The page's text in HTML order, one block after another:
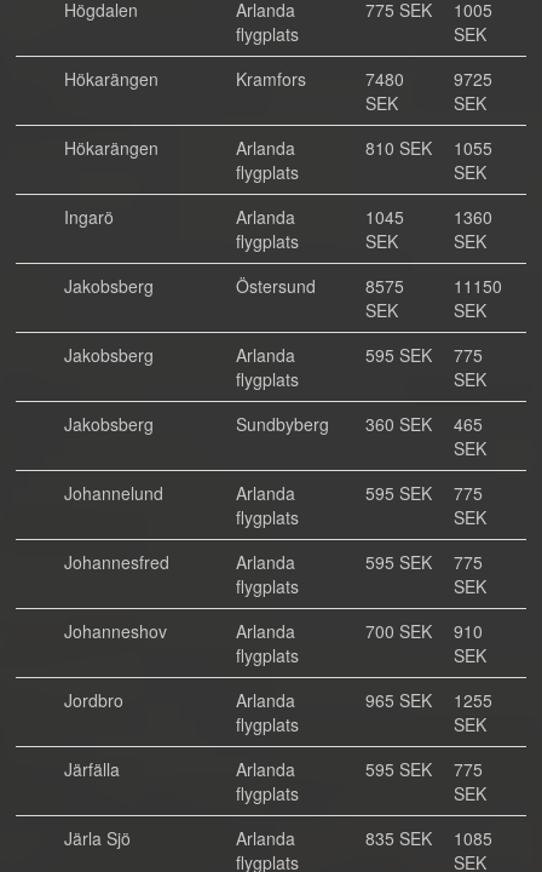
Högdalen
Arlanda
flygplats
775 SEK
1005
SEK
Hökarängen
Kramfors
7480
SEK
9725
SEK
Hökarängen
Arlanda
flygplats
810 SEK
1055
SEK
Ingarö
Arlanda
flygplats
1045
SEK
1360
SEK
Jakobsberg
Östersund
8575
SEK
11150
SEK
Jakobsberg
Arlanda
flygplats
595 SEK
775
SEK
Jakobsberg
Sundbyberg 360 SEK
465
SEK
Johannelund
Arlanda
flygplats
595 SEK
775
SEK
Johannesfred
Arlanda
flygplats
595 SEK
775
SEK
Johanneshov
Arlanda
flygplats
700 SEK
910
SEK
Jordbro
Arlanda
flygplats
965 SEK
1255
SEK
Järfälla
Arlanda
flygplats
595 SEK
775
SEK
Järla Sjö
Arlanda
flygplats
835 SEK
1085
SEK